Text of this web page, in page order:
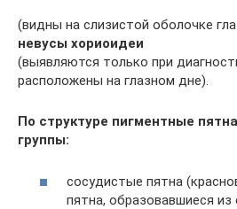
(видны на слизистой оболочке
невусы хориоидеи
(выявляются только при
расположены на глазном дне).
По структуре пигментные
группы:
сосудистые пятна
пятна, образовавшиеся из